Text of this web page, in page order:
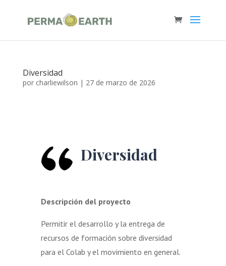
Diversidad
por charliewilson | 27 de marzo de 2026
Diversidad
Descripción del proyecto
Permitir el desarrollo y la entrega de
recursos de formación sobre diversidad
para el Colab y el movimiento en general.